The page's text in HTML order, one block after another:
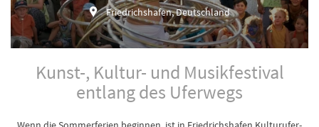
Friedrichshafen, Deutschland
Kunst-, Kultur- und Musikfestival
entlang des Uferwegs